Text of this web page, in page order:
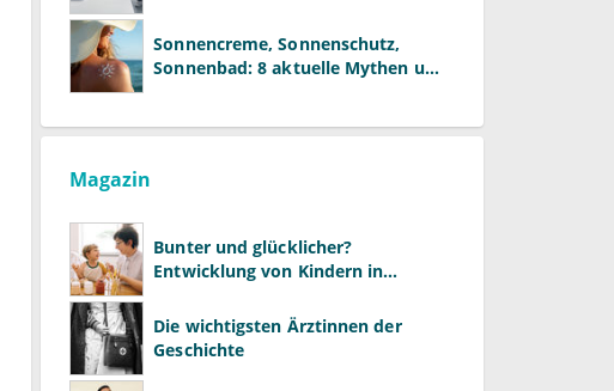
Sonnencreme, Sonnenschutz,
Sonnenbad: 8 aktuelle Mythen und
Magazin
Bunter und glücklicher?
Entwicklung von Kindern in
Die wichtigsten Ärztinnen der
Geschichte